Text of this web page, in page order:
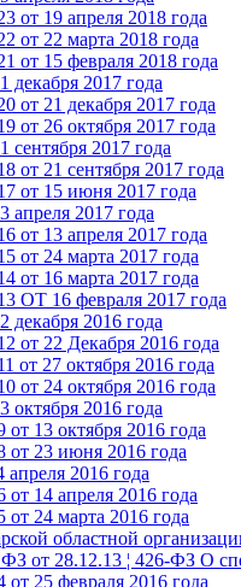
19 апреля 2018 года
22 марта 2018 года
15 февраля 2018 года
2017 года
21 декабря 2017 года
26 октября 2017 года
2017 года
21 сентября 2017 года
от 15 июня 2017 года
2017 года
13 апреля 2017 года
24 марта 2017 года
16 марта 2017 года
ОТ 16 февраля 2017 года
2016 года
22 Декабря 2016 года
27 октября 2016 года
24 октября 2016 года
2016 года
13 октября 2016 года
23 июня 2016 года
2016 года
14 апреля 2016 года
24 марта 2016 года
областной
от 28.12.13 ¦ 426-ФЗ О
25 февраля 2016 года